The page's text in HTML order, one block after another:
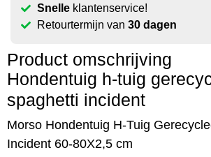
Snelleklantenservice!
Retourtermijn van 30 dagen
Product omschrijving
Hondentuig h-tuig
spaghetti incident
Morso Hondentuig H-Tuig
Incident 60-80X2,5 cm